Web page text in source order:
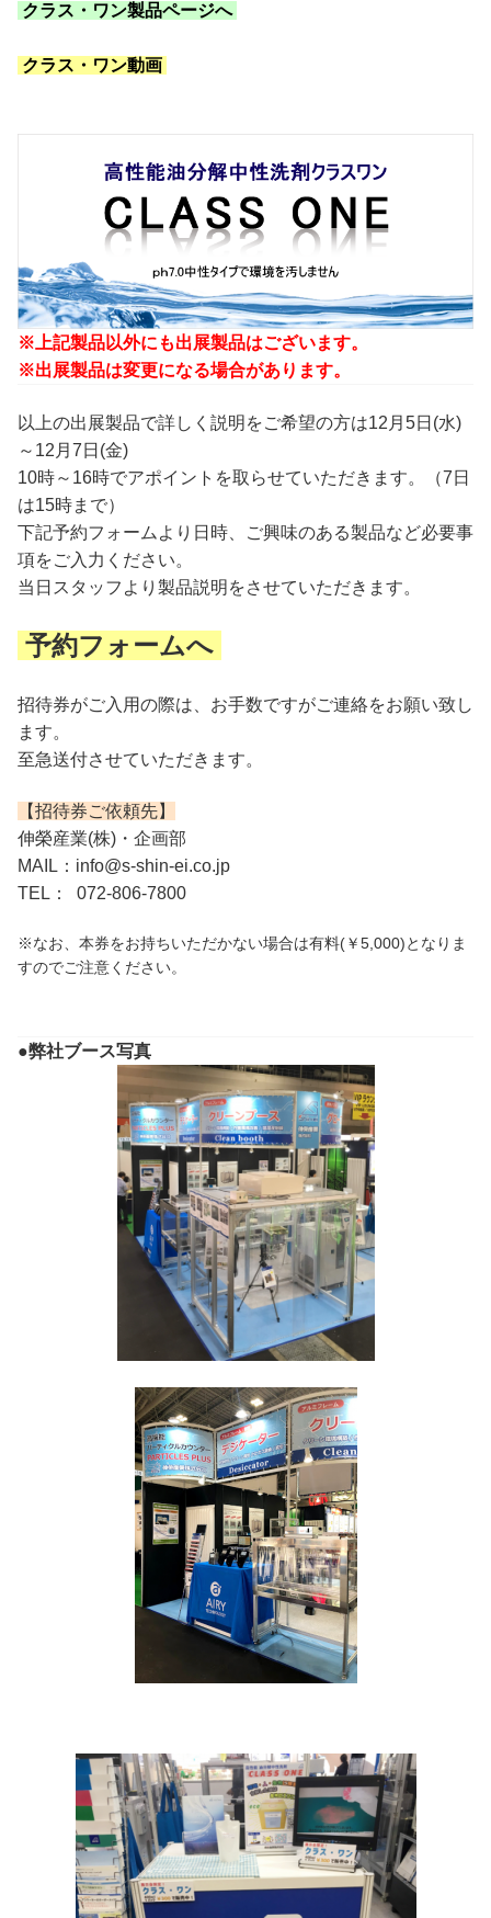
クラス・ワン製品ページへ
クラス・ワン動画
※上記製品以外にも出展製品はございます。
※出展製品は変更になる場合があります。
以上の出展製品で詳しく説明をご希望の方は12月5日(水)
～12月7日(金)
10時～16時でアポイントを取らせていただきます。（7日
は15時まで）
下記予約フォームより日時、ご興味のある製品など必要事
項をご入力ください。
当日スタッフより製品説明をさせていただきます。
予約フォームへ
招待券がご入用の際は、お手数ですがご連絡をお願い致し
ます。
至急送付させていただきます。
【招待券ご依頼先】
伸榮産業(株)・企画部
MAIL：info@s-shin-ei.co.jp
TEL： 072-806-7800
※なお、本券をお持ちいただかない場合は有料(￥5,000)となりま
すのでご注意ください。
●弊社ブース写真